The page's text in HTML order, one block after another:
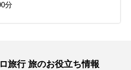
分
旅行 旅のお役立ち情報